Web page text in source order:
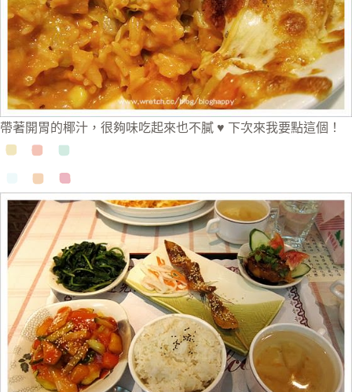
帶著開胃的椰汁，很夠味吃起來也不膩 ♥ 下次來我要點這個！